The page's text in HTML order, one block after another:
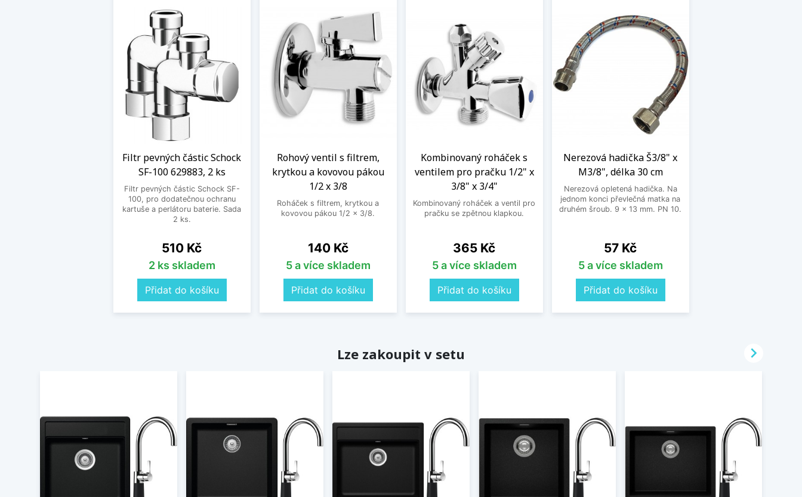
Filtr pevných částic Schock
SF-100 629883, 2 ks
Filtr pevných částic Schock SF-
100, pro dodatečnou ochranu
kartuše a perlátoru baterie. Sada
2 ks.
Cena
510 Kč
2 ks skladem
Přidat do košíku
Rohový ventil s filtrem,
krytkou a kovovou pákou
1/2 x 3/8
Roháček s filtrem, krytkou a
kovovou pákou 1/2 x 3/8.
Cena
140 Kč
5 a více skladem
Přidat do košíku
Kombinovaný roháček s
ventilem pro pračku 1/2" x
3/8" x 3/4"
Kombinovaný roháček a ventil pro
pračku se zpětnou klapkou.
Cena
365 Kč
5 a více skladem
Přidat do košíku
Nerezová hadička Š3/8" x
M3/8", délka 30 cm
Nerezová opletená hadička. Na
jednom konci převlečná matka na
druhém šroub. 9 x 13 mm. PN 10.
Cena
57 Kč
5 a více skladem
Přidat do košíku
Lze zakoupit v setu 